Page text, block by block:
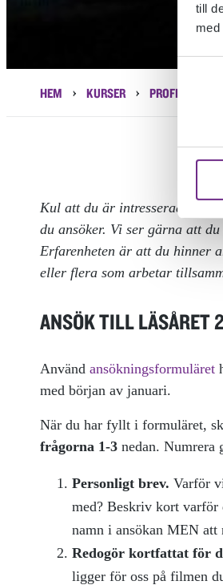
till
HEM › KURSER › PROFILKURSER
Kul att du är intresserad av
du ansöker. Vi ser gärna att
Erfarenheten är att du hinner
eller flera som arbetar
ANSÖK TILL LÄSÅRET
Använd ansökningsformuläret
med början av januari.
När du har fyllt i formuläret,
frågorna 1-3nedan. Numrera
Personligt brev. Varför
med? Beskriv kort varför
namn i ansökan MEN att
Redogör kortfattat för
ligger för oss på filmen